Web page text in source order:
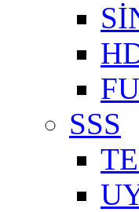
SSS